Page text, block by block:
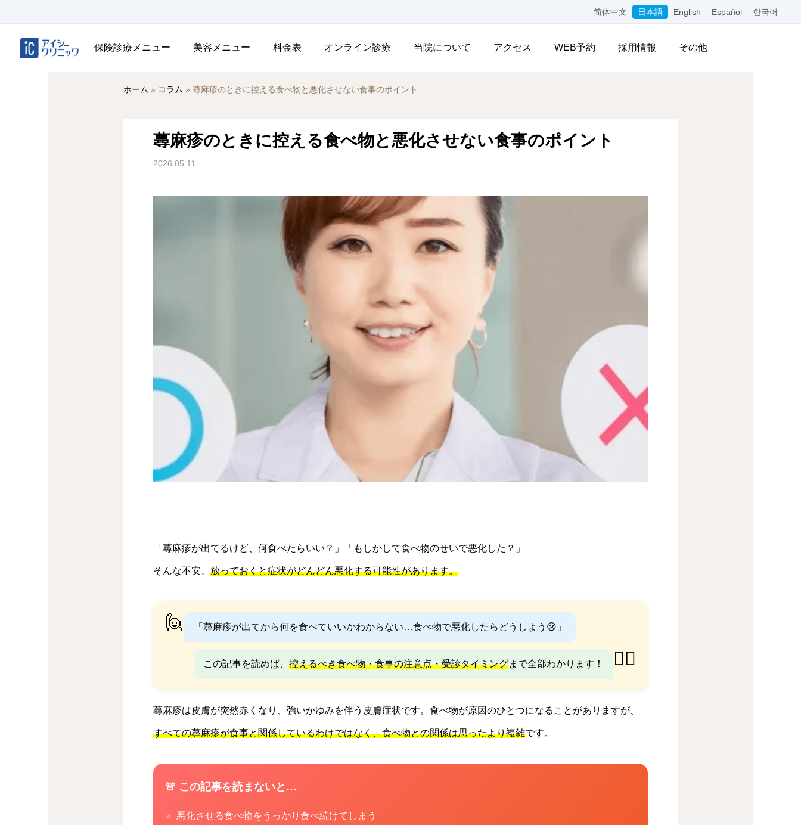
简体中文 日本語 English Español 한국어
保険診療メニュー 美容メニュー 料金表 オンライン診療 当院について アクセス WEB予約 採用情報 その他
ホーム » コラム » 蕁麻疹のときに控える食べ物と悪化させない食事のポイント
蕁麻疹のときに控える食べ物と悪化させない食事のポイント
2026.05.11
「蕁麻疹が出てるけど、何食べたらいい？」「もしかして食べ物のせいで悪化した？」
そんな不安、 放っておくと症状がどんどん悪化する可能性があります。
🙋 「蕁麻疹が出てから何を食べていいかわからない…食べ物で悪化したらどうしよう😢」
👨‍⚕️
この記事を読めば、 控えるべき食べ物・食事の注意点・受診タイミングまで全部わかります！
蕁麻疹は皮膚が突然赤くなり、強いかゆみを伴う皮膚症状です。食べ物が原因のひとつになることがありますが、
すべての蕁麻疹が食事と関係しているわけではなく、食べ物との関係は思ったより複雑です。
🚨 この記事を読まないと…
悪化させる食べ物をうっかり食べ続けてしまう